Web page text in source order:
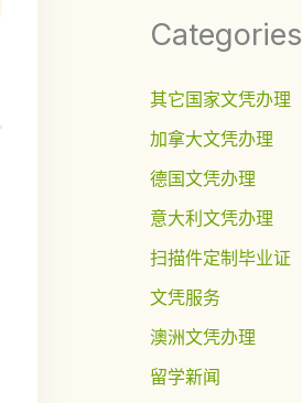
Categories
其它国家文凭办理
加拿大文凭办理
德国文凭办理
意大利文凭办理
扫描件定制毕业证
文凭服务
澳洲文凭办理
留学新闻